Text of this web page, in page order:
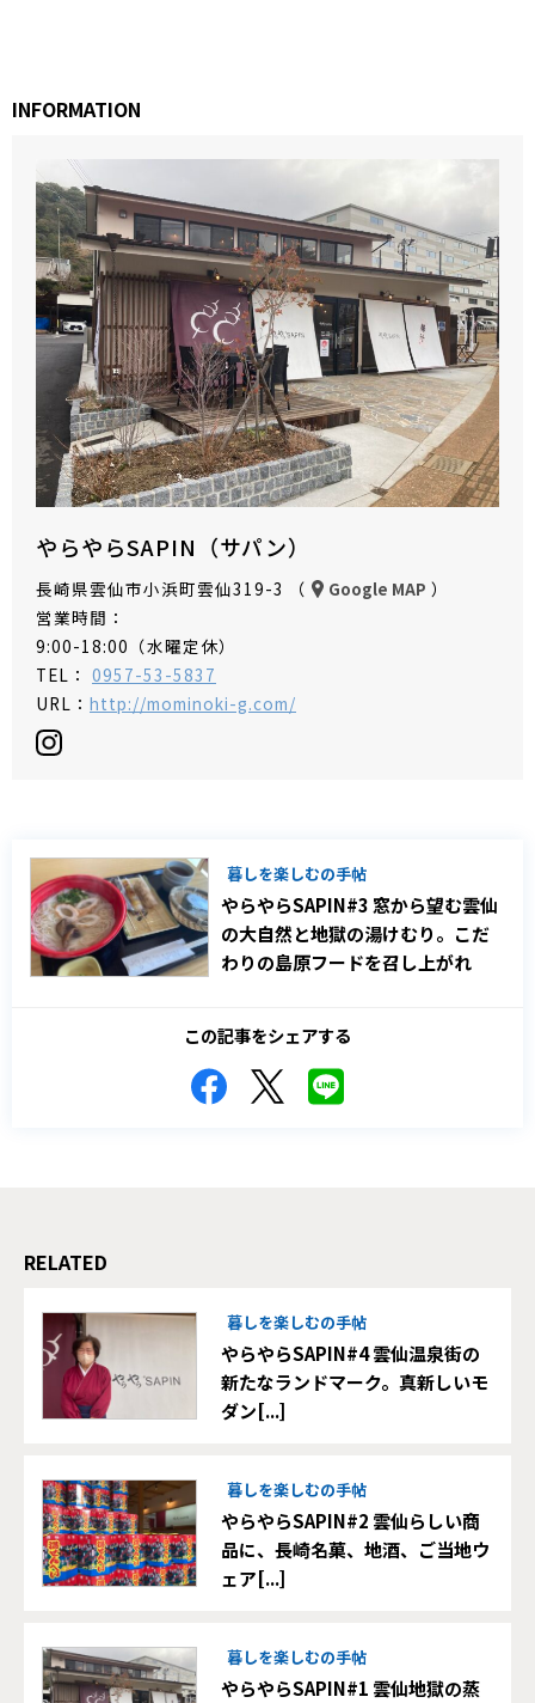
INFORMATION
やらやらSAPIN（サパン）
長崎県雲仙市小浜町雲仙319-3 （ Google MAP ）
営業時間：
9:00-18:00（水曜定休）
TEL： 0957-53-5837
URL： http://mominoki-g.com/
暮しを楽しむの手帖
やらやらSAPIN#3 窓から望む雲仙
の大自然と地獄の湯けむり。こだ
わりの島原フードを召し上がれ
この記事をシェアする
RELATED
暮しを楽しむの手帖
やらやらSAPIN#4 雲仙温泉街の
新たなランドマーク。真新しいモ
ダン[...]
暮しを楽しむの手帖
やらやらSAPIN#2 雲仙らしい商
品に、長崎名菓、地酒、ご当地ウ
ェア[...]
暮しを楽しむの手帖
やらやらSAPIN#1 雲仙地獄の蒸